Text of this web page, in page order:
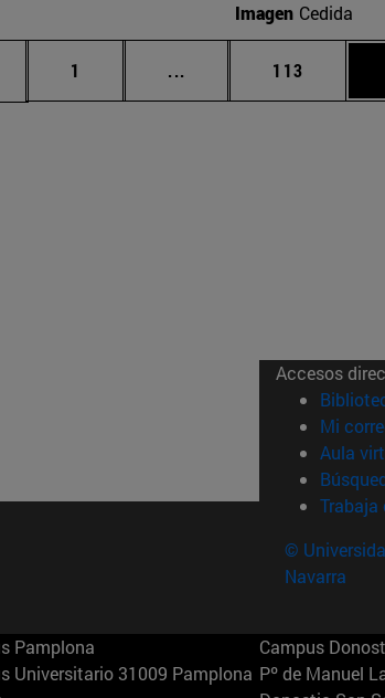
Imagen Cedida
Página
1 ... Páginas intermedias
Página
113
Accesos
Mi
Aula
©
Navarra
Pamplona
Universitario 31009 Pamplona
Campus
Pº de Manuel